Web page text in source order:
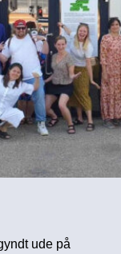
ude på